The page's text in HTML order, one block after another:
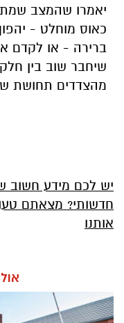
יאמרו שהמצב
כאוס מוחלט -
ברירה - או לקדם
שיחבר שוב בין
מהצדדים תחושת
יש לכם מידע חשוב
חדשותי? מצאתם
אותנו